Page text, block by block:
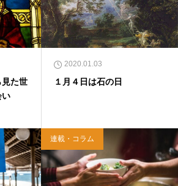
との共著、講談社）などがある。新著<a hr
amzn.to/376F9aC">『ふっと心がラ
になる 眠れぬ夜の聖書のことば』（大和書
）</a>２０２２年３月１５日発売。
見た世
2020.01.03
１月４日は石の日
連載・コラム